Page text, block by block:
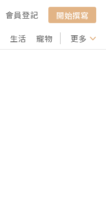
會員登記
開始撰寫
生活 寵物 行山 打卡
更多